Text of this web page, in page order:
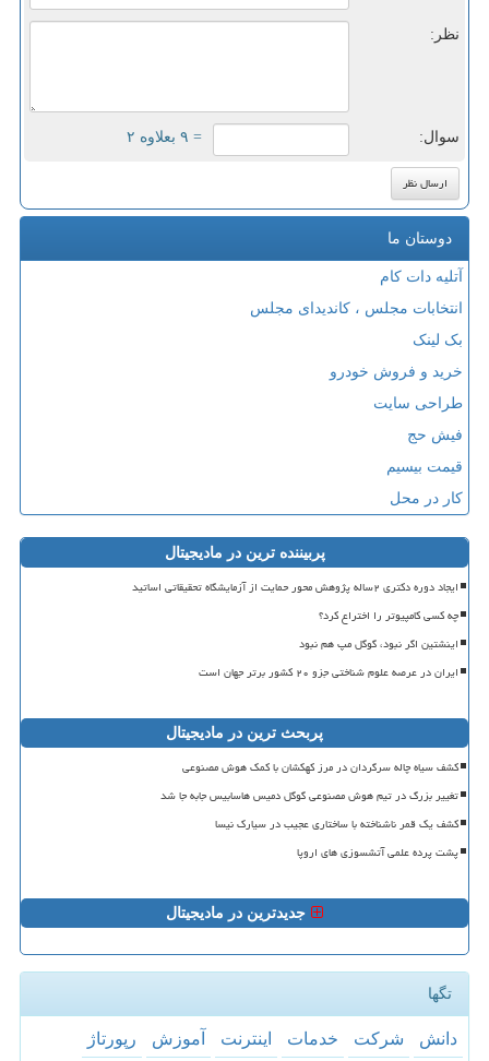
نظر:
سوال: = ۹ بعلاوه ۲
دوستان ما
آتلیه دات کام
انتخابات مجلس ، کاندیدای مجلس
بک لینک
خرید و فروش خودرو
طراحی سایت
فیش حج
قیمت بیسیم
کار در محل
پربیننده ترین در مادیجیتال
ایجاد دوره دکتری ۲ساله پژوهش محور حمایت از آزمایشگاه تحقیقاتی اساتید
چه کسی کامپیوتر را اختراع کرد؟
اینشتین اگر نبود، گوگل مپ هم نبود
ایران در عرصه علوم شناختی جزو ۲۰ کشور برتر جهان است
پربحث ترین در مادیجیتال
کشف سیاه چاله سرگردان در مرز کهکشان با کمک هوش مصنوعی
تغییر بزرگ در تیم هوش مصنوعی گوگل دمیس هاسابیس جابه جا شد
کشف یک قمر ناشناخته با ساختاری عجیب در سیارک نیسا
پشت پرده علمی آتشسوزی های اروپا
جدیدترین در مادیجیتال
تگها
دانش شركت خدمات اینترنت آموزش رپورتاژ